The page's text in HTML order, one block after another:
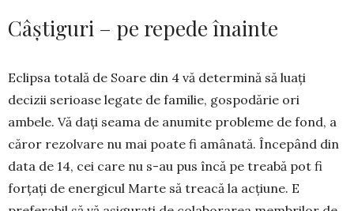
Câștiguri – pe repede înainte
Eclipsa totală de Soare din 4 vă determină să luați
decizii serioase legate de familie, gos­po­dărie ori
ambele. Vă dați seama de anumite probleme de fond, a
căror rezolvare nu mai poate fi amânată. Începând din
data de 14, cei care nu s-au pus încă pe treabă pot fi
forțați de energicul Marte să treacă la ac­țiune. E